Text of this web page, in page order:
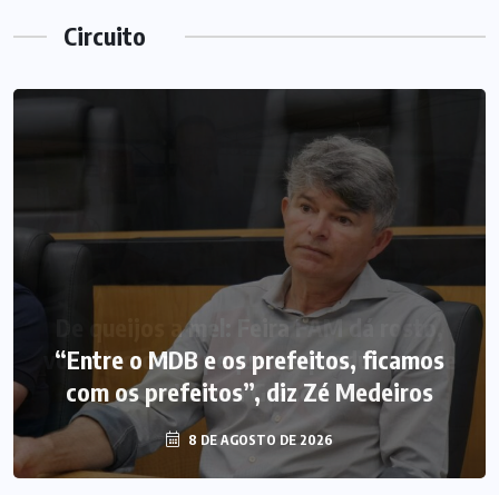
Circuito
“Entre o MDB e os prefeitos, ficamos
com os prefeitos”, diz Zé Medeiros
8 DE AGOSTO DE 2026